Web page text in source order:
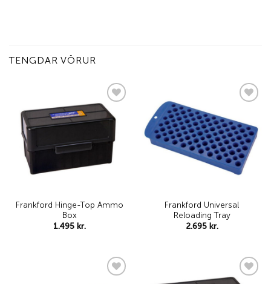
TENGDAR VÖRUR
Add to
wishlist
Frankford Hinge-Top Ammo
Box
1.495 kr.
wishlist
Frankford Universal
Reloading Tray
2.695 kr.